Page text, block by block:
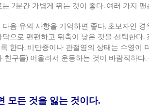
는 2분간 가볍게 뛰는 것이 좋다. 여러 가지
다음 유의 사항을 기억하면 좋다. 초보자인 경
닥으로 편편하고 뒤축이 낮은 것을 선택한다.
한다. 비만증이나 관절염의 상태는 수영이
친구들) 어울려서 운동하는 것이 바람직하다.
모든 것을 잃는 것이다.